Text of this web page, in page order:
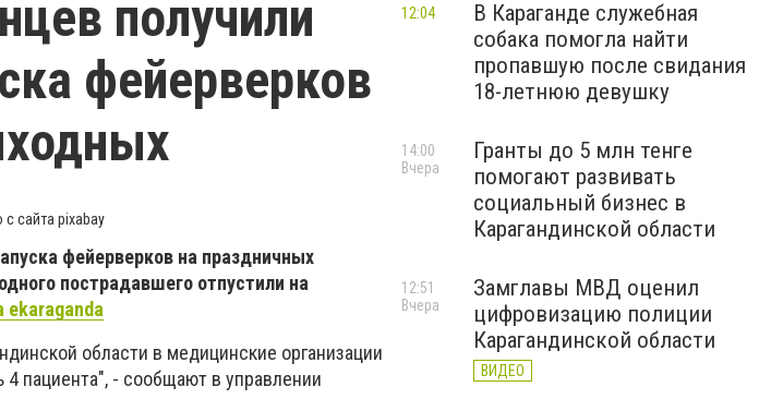
получили
фейерверков
сайта pixabay
фейерверков на праздничных
пострадавшего отпустили на
ekaraganda
области в медицинские организации
4 пациента", - сообщают в управлении
В Караганде служебная
собака помогла найти
пропавшую после свидания
18-летнюю девушку
12:04
Гранты до 5 млн тенге
помогают развивать
социальный бизнес в
Карагандинской области
14:00
Вчера
Замглавы МВД оценил
цифровизацию полиции
Карагандинской области
ВИДЕО
12:51
Вчера